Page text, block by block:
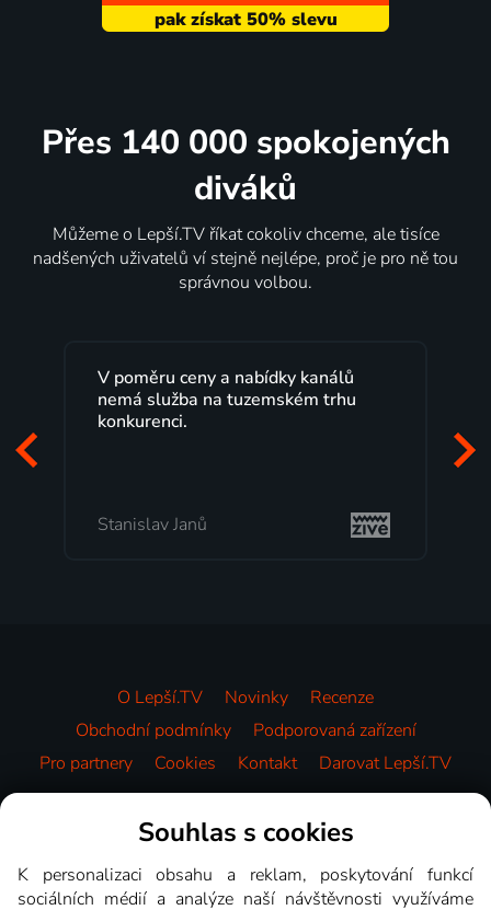
Přes 140 000 spokojených
diváků
Můžeme o Lepší.TV říkat cokoliv chceme, ale tisíce
nadšených uživatelů ví stejně nejlépe, proč je pro ně tou
správnou volbou.
Lepší.TV sleduji už několik let s
maximální spokojeností. Velký výběr
programů a nemuset běžet k TV na
Milada Tomešová
O Lepší.TV Novinky
Recenze
Obchodní podmínky
Podporovaná zařízení
Pro partnery
Cookies Kontakt Darovat Lepší.TV
Videotéka
Souhlas s cookies
K personalizaci obsahu a reklam, poskytování funkcí
sociálních médií a analýze naší návštěvnosti využíváme